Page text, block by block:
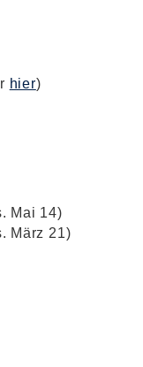
hier)
Mai 14)
März 21)